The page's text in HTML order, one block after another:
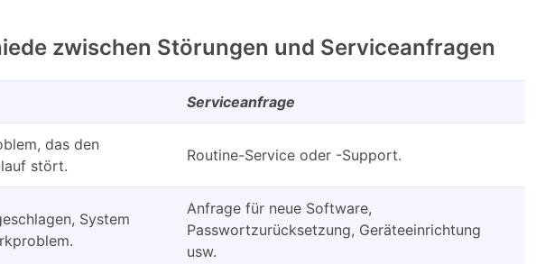
zwischen Störungen und Serviceanfragen
Serviceanfrage
das den
stört.
Routine-Service oder -Support.
System
Anfrage für neue Software,
Passwortzurücksetzung, Geräteeinrichtung
usw.